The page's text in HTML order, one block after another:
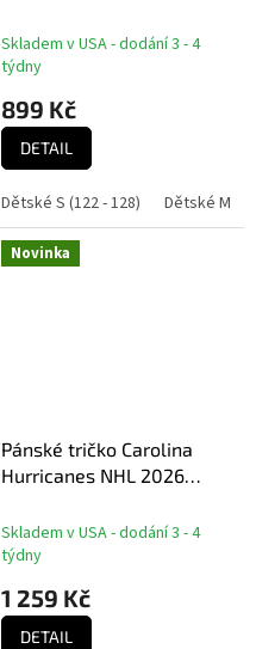
Champions Name &
Number
Skladem v USA - dodání 3 - 4
týdny
899 Kč
DETAIL
Dětské S (122 - 128) Dětské M
Novinka
Pánské tričko Carolina
Hurricanes NHL 2026
Vintage Tri-Blend
Skladem v USA - dodání 3 - 4
týdny
1 259 Kč
DETAIL